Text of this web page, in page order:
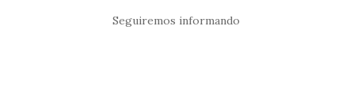
Seguiremos informando